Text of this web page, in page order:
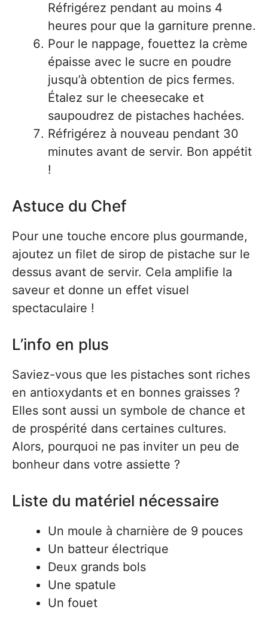
Réfrigérez pendant au moins 4
heures pour que la garniture prenne.
Pour le nappage, fouettez la crème
épaisse avec le sucre en poudre
jusqu’à obtention de pics fermes.
Étalez sur le cheesecake et
saupoudrez de pistaches hachées.
Réfrigérez à nouveau pendant 30
minutes avant de servir. Bon appétit
!
Astuce du Chef
Pour une touche encore plus gourmande,
ajoutez un filet de sirop de pistache sur le
dessus avant de servir. Cela amplifie la
saveur et donne un effet visuel
spectaculaire !
L’info en plus
Saviez-vous que les pistaches sont riches
en antioxydants et en bonnes graisses ?
Elles sont aussi un symbole de chance et
de prospérité dans certaines cultures.
Alors, pourquoi ne pas inviter un peu de
bonheur dans votre assiette ?
Liste du matériel nécessaire
Un moule à charnière de 9 pouces
Un batteur électrique
Deux grands bols
Une spatule
Un fouet